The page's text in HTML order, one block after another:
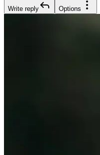
Write reply Options